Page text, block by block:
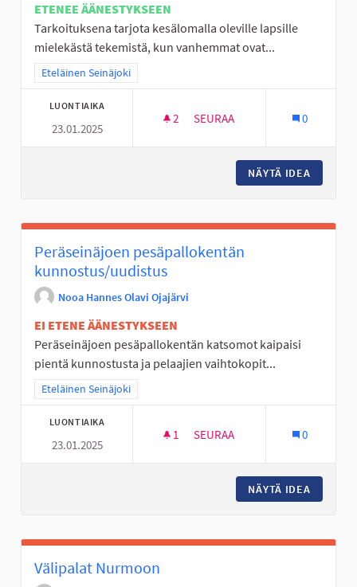
ETENEE ÄÄNESTYKSEEN
Tarkoituksena tarjota kesälomalla oleville lapsille
mielekästä tekemistä, kun vanhemmat ovat...
Rajaa tulokset teeman mukaan: Eteläinen Seinäjoki
Eteläinen Seinäjoki
LUONTIAIKA
23.01.2025
2 2 SEURAAJAA
SEURAA 0
NÄYTÄ IDEA
Peräseinäjoen pesäpallokentän
kunnostus/uudistus
Nooa Hannes Olavi Ojajärvi
EI ETENE ÄÄNESTYKSEEN
Peräseinäjoen pesäpallokentän katsomot kaipaisi
pientä kunnostusta ja pelaajien vaihtokopit...
Rajaa tulokset teeman mukaan: Eteläinen Seinäjoki
Eteläinen Seinäjoki
LUONTIAIKA
23.01.2025
1 1 SEURAAJA
SEURAA 0
NÄYTÄ IDEA
Välipalat Nurmoon